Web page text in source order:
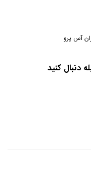
آس پرو
دنبال کنید